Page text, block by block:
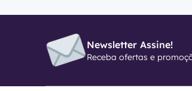
Newsletter Assine!
Receba ofertas e